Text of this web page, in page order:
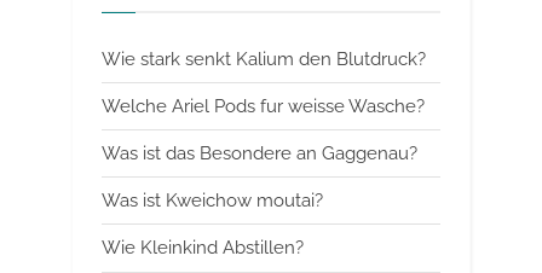
o
s
Wie stark senkt Kalium den Blutdruck?
Welche Ariel Pods fur weisse Wasche?
Was ist das Besondere an Gaggenau?
Was ist Kweichow moutai?
Wie Kleinkind Abstillen?